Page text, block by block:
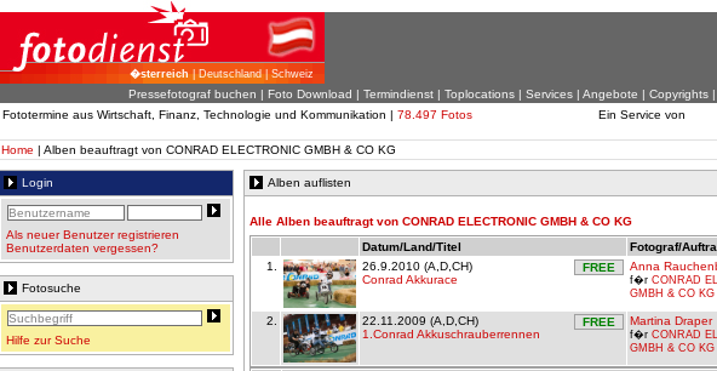
�sterreich| Deutschland | Schweiz
Pressefotograf buchen | Foto Download | Termindienst | Toplocations | Services | Angebote | Copyrights |
Fototermine aus Wirtschaft, Finanz, Technologie und Kommunikation | 78.497 Fotos Ein Service von
Home | Alben beauftragt von CONRAD ELECTRONIC GMBH & CO KG
Login
Als neuer Benutzer registrieren
Benutzerdaten vergessen?
Fotosuche
Hilfe zur Suche
Alben auflisten
Alle Alben beauftragt von CONRAD ELECTRONIC GMBH & CO KG
Datum/Land/Titel
Fotograf/
1.
FREE
26.9.2010 (A,D,CH)
Conrad Akkurace
Anna
f�r CONRAD
GMBH & CO KG
2. FREE
22.11.2009 (A,D,CH)
1.Conrad Akkuschrauberrennen
Martina Draper
f�r CONRAD
GMBH & CO KG